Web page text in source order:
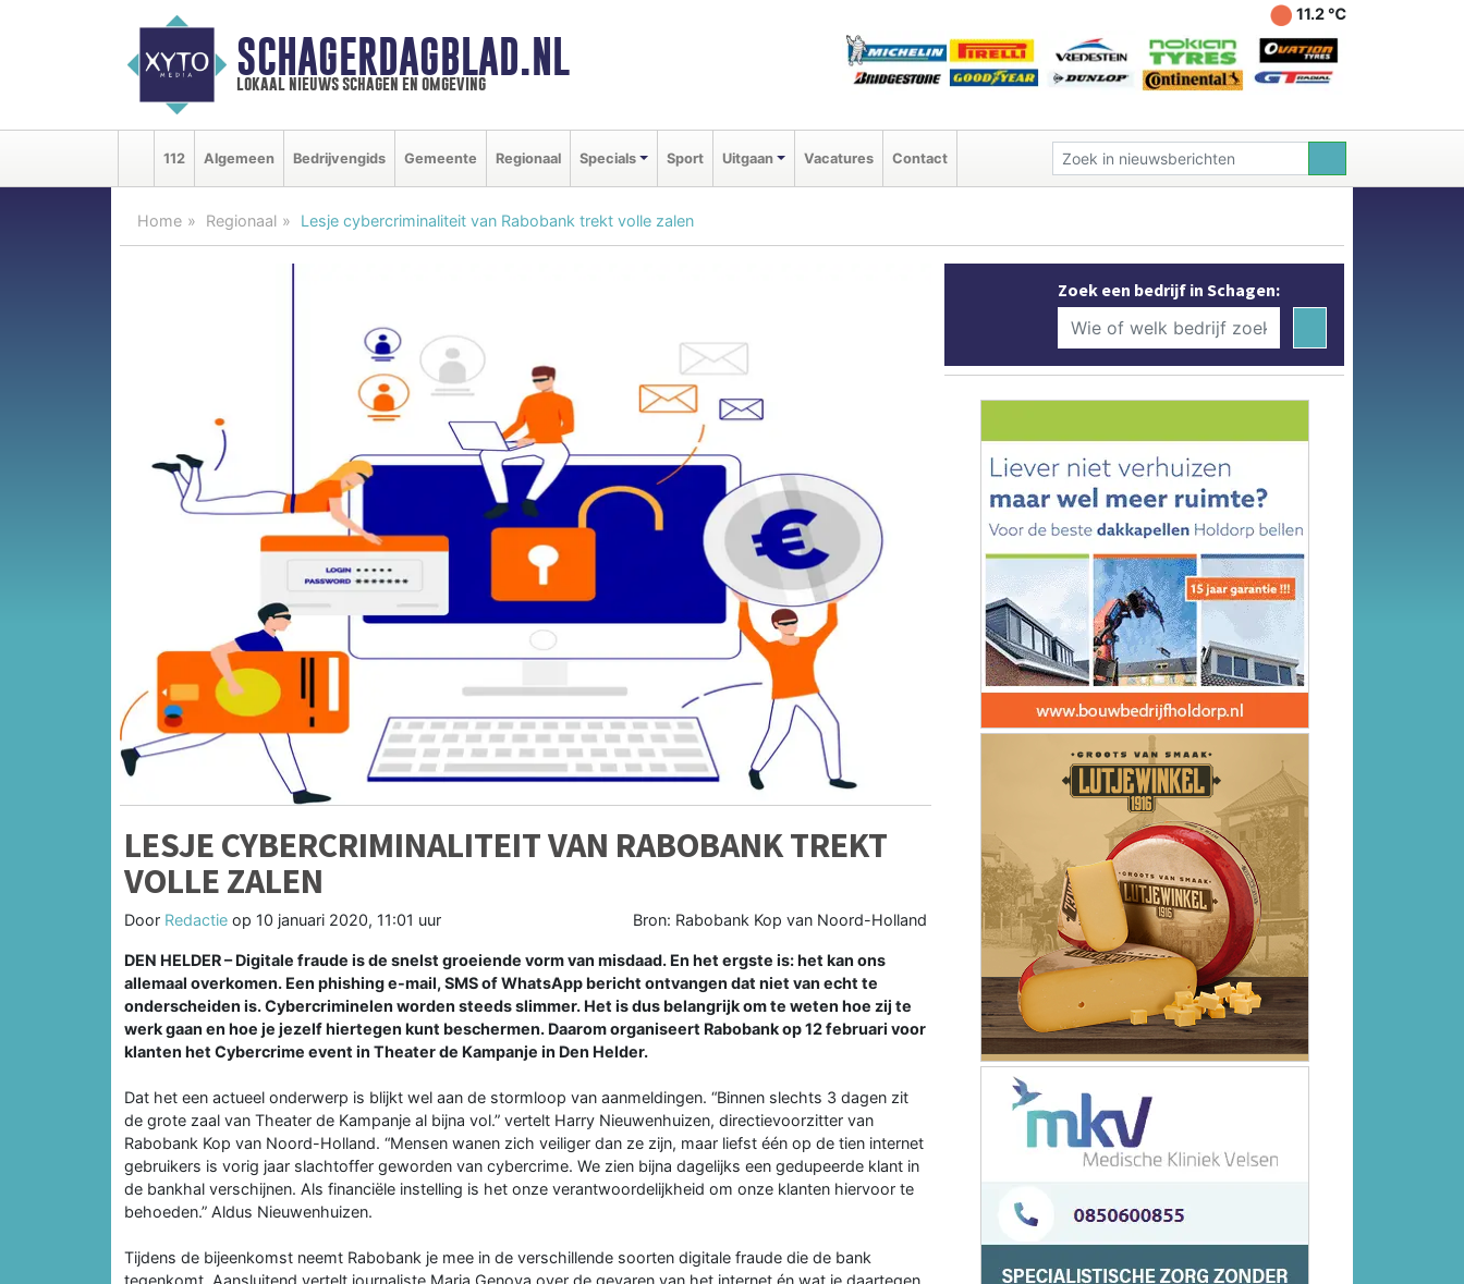
SCHAGERDAGBLAD.NL
lokaal nieuws schagen en omgeving
11.2 ℃
112 Algemeen Bedrijvengids Gemeente Regionaal Specials Sport Uitgaan Vacatures Contact
Home Regionaal Lesje cybercriminaliteit van Rabobank trekt volle zalen
LESJE CYBERCRIMINALITEIT VAN RABOBANK TREKT
VOLLE ZALEN
Door Redactie op 10 januari 2020, 11:01 uur Bron: Rabobank Kop van Noord-Holland
DEN HELDER – Digitale fraude is de snelst groeiende vorm van misdaad. En het ergste is: het kan ons
allemaal overkomen. Een phishing e-mail, SMS of WhatsApp bericht ontvangen dat niet van echt te
onderscheiden is. Cybercriminelen worden steeds slimmer. Het is dus belangrijk om te weten hoe zij te
werk gaan en hoe je jezelf hiertegen kunt beschermen. Daarom organiseert Rabobank op 12 februari voor
klanten het Cybercrime event in Theater de Kampanje in Den Helder.
Dat het een actueel onderwerp is blijkt wel aan de stormloop van aanmeldingen. “Binnen slechts 3 dagen zit
de grote zaal van Theater de Kampanje al bijna vol.” vertelt Harry Nieuwenhuizen, directievoorzitter van
Rabobank Kop van Noord-Holland. “Mensen wanen zich veiliger dan ze zijn, maar liefst één op de tien internet
gebruikers is vorig jaar slachtoffer geworden van cybercrime. We zien bijna dagelijks een gedupeerde klant in
de bankhal verschijnen. Als financiële instelling is het onze verantwoordelijkheid om onze klanten hiervoor te
behoeden.” Aldus Nieuwenhuizen.
Tijdens de bijeenkomst neemt Rabobank je mee in de verschillende soorten digitale fraude die de bank
tegenkomt. Aansluitend vertelt journaliste Maria Genova over de gevaren van het internet én wat je daartegen
Zoek een bedrijf in Schagen: